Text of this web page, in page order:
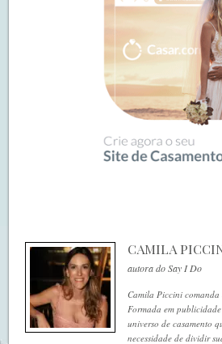
CAMILA
autora do Say I Do
Camila Piccini comanda
Formada em
universo de casamento
necessidade de dividir